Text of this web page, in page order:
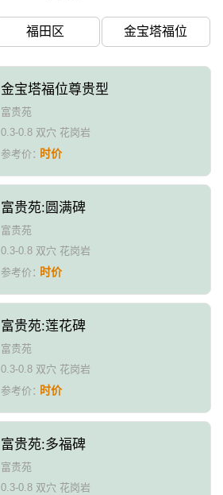
福田区 金宝塔福位
金宝塔福位尊贵型
富贵苑
0.3-0.8 双穴 花岗岩
参考价：时价
富贵苑:圆满碑
富贵苑
0.3-0.8 双穴 花岗岩
参考价：时价
富贵苑:莲花碑
富贵苑
0.3-0.8 双穴 花岗岩
参考价：时价
富贵苑:多福碑
富贵苑
0.3-0.8 双穴 花岗岩